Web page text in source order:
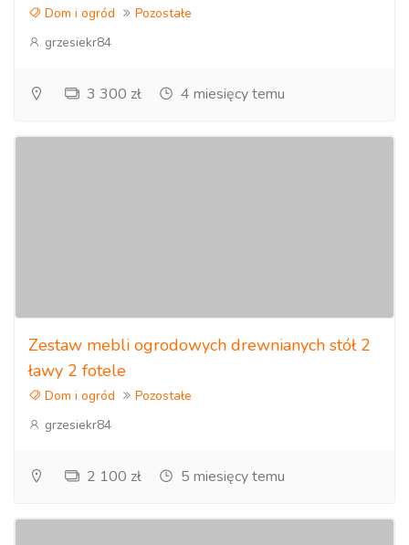
Dom i ogród
Pozostałe
grzesiekr84
3 300 zł 4 miesięcy temu
Zestaw mebli ogrodowych drewnianych stół 2
ławy 2 fotele
Dom i ogród
Pozostałe
grzesiekr84
2 100 zł 5 miesięcy temu